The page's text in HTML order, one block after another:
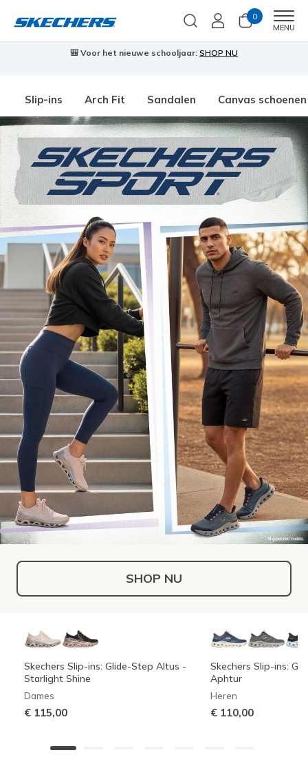
0
MENU
🎒 Voor het nieuwe schooljaar: SHOP NU
Slip-ins Arch Fit Sandalen Canvas schoenen
SHOP NU
Skechers Slip-ins: Glide-Step Altus -
Starlight Shine
Dames
€ 115,00
Skechers Slip-ins:
Aphtur
Heren
€ 110,00